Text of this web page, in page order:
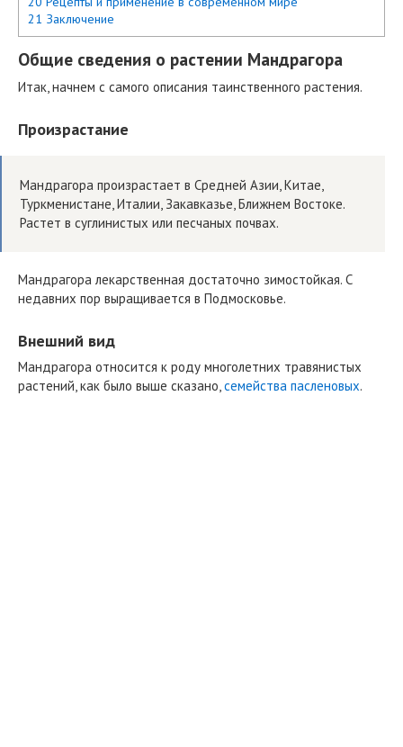
21 Заключение
Общие сведения о растении Мандрагора
Итак, начнем с самого описания таинственного растения.
Произрастание
Мандрагора произрастает в Средней Азии, Китае,
Туркменистане, Италии, Закавказье, Ближнем Востоке.
Растет в суглинистых или песчаных почвах.
Мандрагора лекарственная достаточно зимостойкая. С
недавних пор выращивается в Подмосковье.
Внешний вид
Мандрагора относится к роду многолетних травянистых
растений, как было выше сказано,семейства пасленовых.